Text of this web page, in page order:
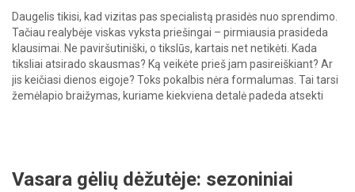
Daugelis tikisi, kad vizitas pas specialistą prasidės nuo sprendimo.
Tačiau realybėje viskas vyksta priešingai – pirmiausia prasideda
klausimai. Ne paviršutiniški, o tikslūs, kartais net netikėti. Kada
tiksliai atsirado skausmas? Ką veikėte prieš jam pasireiškiant? Ar
jis keičiasi dienos eigoje? Toks pokalbis nėra formalumas. Tai tarsi
žemėlapio braižymas, kuriame kiekviena detalė padeda atsekti
Vasara gėlių dėžutėje: sezoniniai